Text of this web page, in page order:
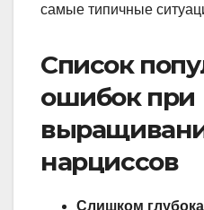
самые типичные
Список
ошибок при
нарциссов
Слишком